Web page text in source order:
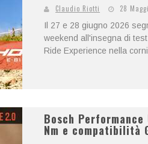
Claudio Riotti 28
Il 27 e 28 giugno 2026
weekend all'insegna di
Ride Experience nella
Bosch
Nm e compatibilità